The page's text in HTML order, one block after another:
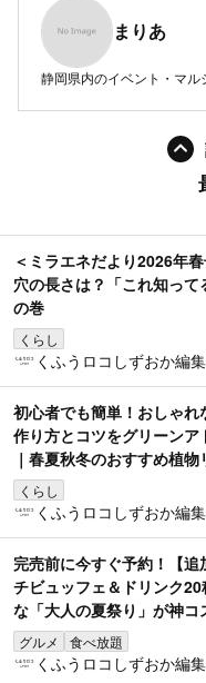
まりあ
静岡県内のイベント・マル
＜ミラエネだより2026年
穴の長さは？「これ知って
の巻
くらし
くふうロコしずおか編
初心者でも簡単！おしゃれ
作り方とコツをグリーンア
｜春夏秋冬のおすすめ植物
くらし
くふうロコしずおか編
完売前に今すぐ予約！【
チビュッフェ＆ドリンク
な「大人の夏祭り」が神コ
グルメ 食べ放題
くふうロコしずおか編